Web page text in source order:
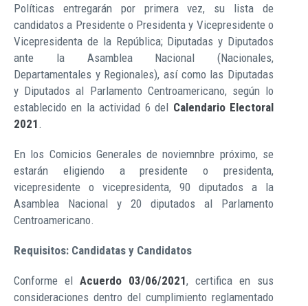
Políticas entregarán por primera vez, su lista de
candidatos a Presidente o Presidenta y Vicepresidente o
Vicepresidenta de la República; Diputadas y Diputados
ante la Asamblea Nacional (Nacionales,
Departamentales y Regionales), así como las Diputadas
y Diputados al Parlamento Centroamericano, según lo
establecido en la actividad 6 del Calendario Electoral
2021.
En los Comicios Generales de noviemnbre próximo, se
estarán eligiendo a presidente o presidenta,
vicepresidente o vicepresidenta, 90 diputados a la
Asamblea Nacional y 20 diputados al Parlamento
Centroamericano.
Requisitos: Candidatas y Candidatos
Conforme el Acuerdo 03/06/2021, certifica en sus
consideraciones dentro del cumplimiento reglamentado